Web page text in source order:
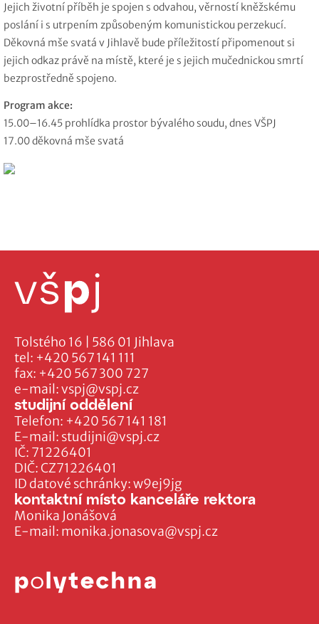
Jejich životní příběh je spojen s odvahou, věrností kněžskému
poslání i s utrpením způsobeným komunistickou perzekucí.
Děkovná mše svatá v Jihlavě bude příležitostí připomenout si
jejich odkaz právě na místě, které je s jejich mučednickou smrtí
bezprostředně spojeno.
Program akce:
15.00–16.45 prohlídka prostor bývalého soudu, dnes VŠPJ
17.00 děkovná mše svatá
Tolstého 16 | 586 01 Jihlava
tel: +420 567 141 111
fax: +420 567 300 727
e-mail:vspj@vspj.cz
IČ: 71226401
DIČ: CZ71226401
ID datové schránky: w9ej9jg
studijní oddělení
Telefon: +420 567 141 181
E-mail: studijni@vspj.cz
kontaktní místo kanceláře rektora
Monika Jonášová
E-mail: monika.jonasova@vspj.cz